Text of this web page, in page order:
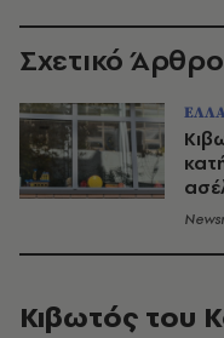
Σχετικό Άρθρο
Κιβωτός του